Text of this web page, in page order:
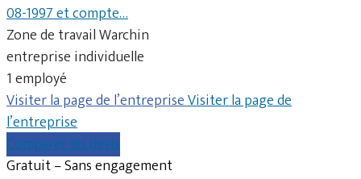
08-1997 et compte…
Zone de travail Warchin
entreprise individuelle
1 employé
Visiter la page de l’entrepriseVisiter la page de
l’entreprise
Comparer les devis
Gratuit – Sans engagement